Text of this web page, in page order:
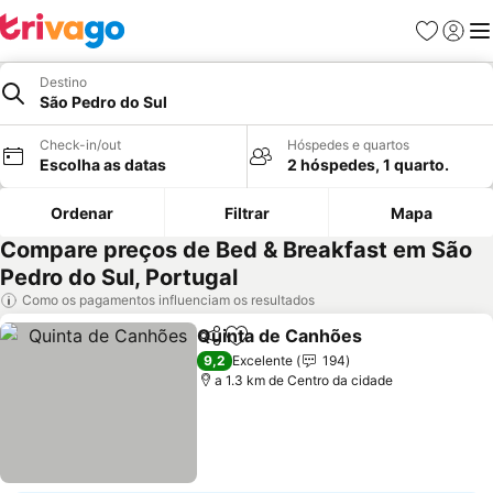
Favoritos
Iniciar
Destino
São Pedro do Sul
Check-in/out
Escolha as datas
Hóspedes e quartos
2 hóspedes, 1 quarto.
Ordenar Filtrar Mapa
Compare preços de Bed & Breakfast em São
Pedro do Sul, Portugal
Como os pagamentos influenciam os resultados
PartilharAdicionar aos favoritos
Quinta de Canhões
9,2 Excelente
194
a 1.3 km de Centro da cidade